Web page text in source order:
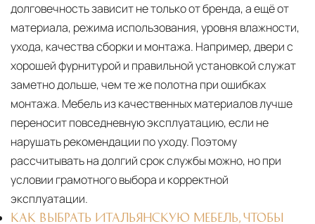
долговечность зависит не только от бренда, а ещё от
материала, режима использования, уровня влажности,
ухода, качества сборки и монтажа. Например, двери с
хорошей фурнитурой и правильной установкой служат
заметно дольше, чем те же полотна при ошибках
монтажа. Мебель из качественных материалов лучше
переносит повседневную эксплуатацию, если не
нарушать рекомендации по уходу. Поэтому
рассчитывать на долгий срок службы можно, но при
условии грамотного выбора и корректной
эксплуатации.
КАК ВЫБРАТЬ ИТАЛЬЯНСКУЮ МЕБЕЛЬ, ЧТОБЫ